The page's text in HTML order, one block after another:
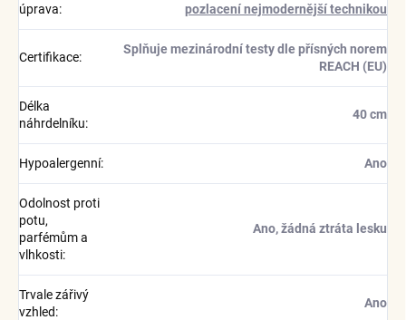
úprava:
pozlacení nejmodernější technikou
Certifikace:
Splňuje mezinárodní testy dle přísných norem
REACH (EU)
Délka
náhrdelníku:
40 cm
Hypoalergenní: Ano
Odolnost proti
potu,
parfémům a
vlhkosti:
Ano, žádná ztráta lesku
Trvale zářivý
vzhled:
Ano